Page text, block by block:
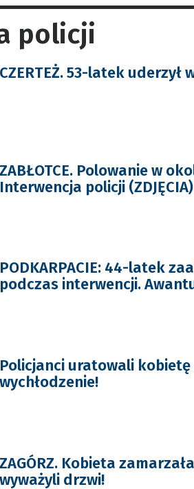
policji
CZERTEŻ. 53-latek uderzył
ZABŁOTCE. Polowanie w
Interwencja policji (ZDJĘCIA)
PODKARPACIE: 44-latek
podczas interwencji.
Policjanci uratowali kobietę
wychłodzenie!
ZAGÓRZ. Kobieta
wyważyli drzwi!